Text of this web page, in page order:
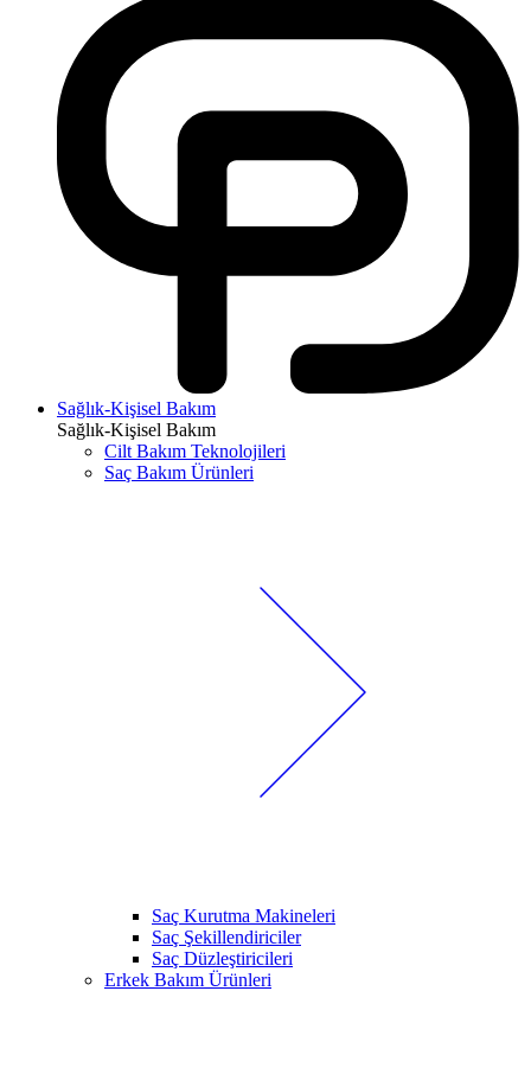
Sağlık-Kişisel Bakım
Sağlık-Kişisel Bakım
Cilt Bakım Teknolojileri
Saç Bakım Ürünleri
Saç Kurutma Makineleri
Saç Şekillendiriciler
Saç Düzleştiricileri
Erkek Bakım Ürünleri